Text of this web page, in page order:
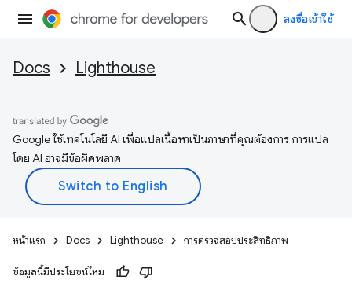
ลงชื่อเข้าใช้
Docs Lighthouse
Google ใช้เทคโนโลยี AI เพื่อแปลเนื้อหาเป็นภาษาที่คุณต้องการ การแปล
โดย AI อาจมีข้อผิดพลาด
หน้าแรก Docs Lighthouse การตรวจสอบประสิทธิภาพ
ข้อมูลนี้มีประโยชน์ไหม